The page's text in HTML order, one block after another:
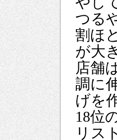
つる
割ほ
が大
店舗
調に
げを
18位
リス